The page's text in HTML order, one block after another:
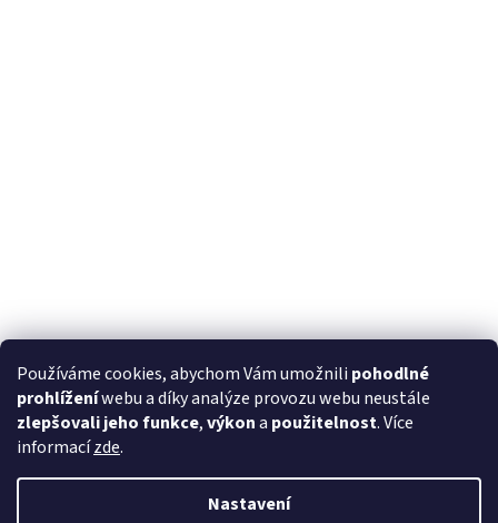
Používáme cookies, abychom Vám umožnili pohodlné
prohlíženíwebu a díky analýze provozu webu neustále
zlepšovali jeho funkce,výkona použitelnost. Více
informacízde.
Nastavení